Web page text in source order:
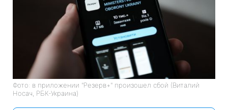
Фото: в приложении "Резерв+" произошел сбой (Виталий
Носач, РБК-Украина)